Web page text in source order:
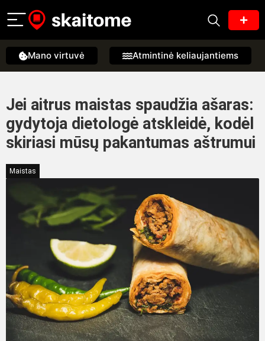
Mano virtuvė Atmintinė keliaujantiems
Jei aitrus maistas spaudžia ašaras:
gydytoja dietologė atskleidė, kodėl
skiriasi mūsų pakantumas aštrumui
Maistas